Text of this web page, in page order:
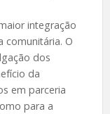
integração
comunitária. O
dos
da
em parceria
para a